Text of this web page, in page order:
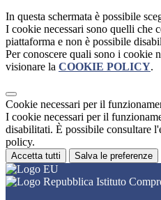
In questa schermata è possibile
I cookie necessari sono quelli che
piattaforma e non è possibile
Per conoscere quali sono i cookie
visionare la COOKIE POLICY.
Cookie necessari per il
I cookie necessari per il
disabilitati. È possibile consultare
policy.
Accetta tutti Salva le preferenze
Istituto